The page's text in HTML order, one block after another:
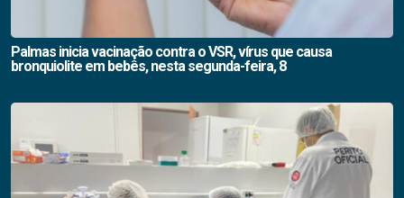
Palmas inicia vacinação contra o VSR, vírus que causa
bronquiolite em bebês, nesta segunda-feira, 8